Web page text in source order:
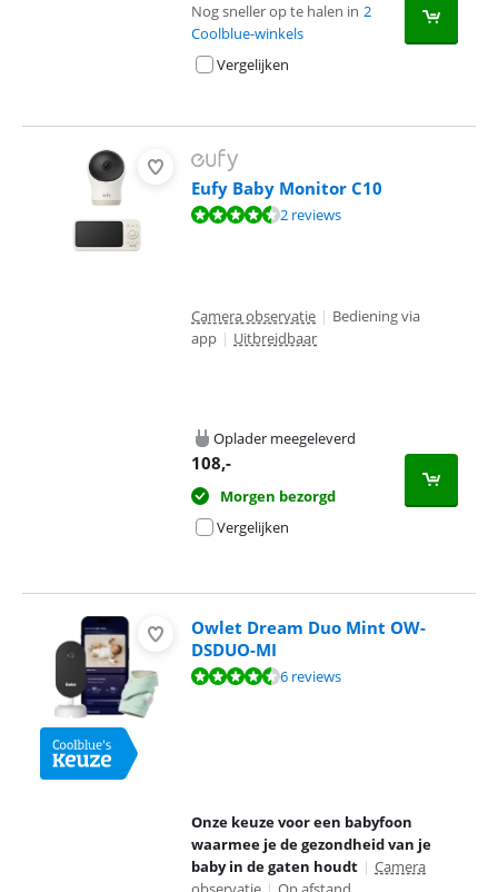
Nog sneller op te halen in 2
Coolblue-winkels
Vergelijken
Eufy Baby Monitor C10
Beoordeling is 9,4 van de 10, gebaseerd op 2 reviews.
2 reviews
Camera observatie | Bediening via
app | Uitbreidbaar
Oplader meegeleverd
108,-
Morgen bezorgd
Vergelijken
Owlet Dream Duo Mint OW-
DSDUO-MI
Beoordeling is 9,4 van de 10, gebaseerd op 6 reviews.
6 reviews
Onze keuze voor een babyfoon
waarmee je de gezondheid van je
baby in de gaten houdt | Camera